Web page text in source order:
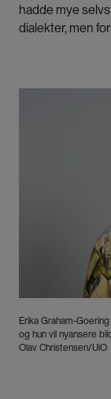
hadde mye
dialekter, men
Erika Graham-
og hun vil nyansere
Olav Christensen/UiO